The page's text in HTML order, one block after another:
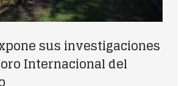
sus investigaciones
Internacional del